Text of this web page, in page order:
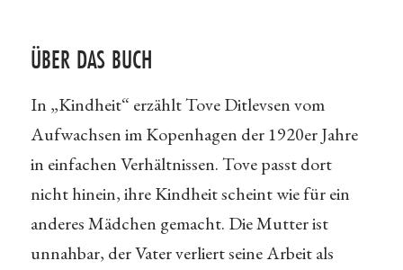
ÜBER DAS BUCH
In „Kindheit“ erzählt Tove Ditlevsen vom
Aufwachsen im Kopenhagen der 1920er Jahre
in einfachen Verhältnissen. Tove passt dort
nicht hinein, ihre Kindheit scheint wie für ein
anderes Mädchen gemacht. Die Mutter ist
unnahbar, der Vater verliert seine Arbeit als